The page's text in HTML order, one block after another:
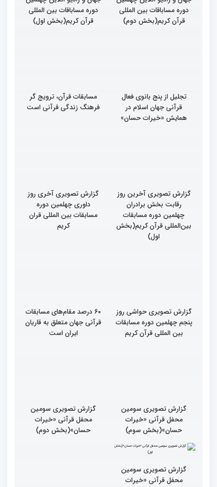
دوره مساباقات بین المللی
قرآن کریم(بخش دوم)
دوره مساباقات بین المللی
قرآن کریم(بخش اول)
تجلیل از پنج بانوی فعال
قرآنی جهان اسلام در
همایش «خیرات حسان»
مسابقات قرآن، ترویج گر
فرهنگ زندگی قرآنی است
گزارش تصویری آخرین روز
رقابت بخش برادران
چهلمین دوره مسابقات
بین‌المللی قرآن کریم(بخش
اول)
گزارش تصویری آخری روز
داوری چهلمین دوره
مسابقات بین المللی قران
کریم
گزارش تصویری حواشی روز
پنجم چهلمین دوره مسابقات
بین المللی قرآن کریم
۶۰ درصد مقام‌های مسابقات
قرآنی جهان متعلق به قاریان
ایران است
گزارش تصویری سومین
محفل قرآنی «خیرات
حسان»(بخش سوم)
گزارش تصویری سومین
محفل قرآنی «خیرات
حسان»(بخش دوم)